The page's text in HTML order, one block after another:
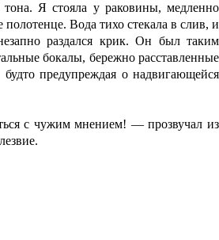
Я стояла у раковины, медленно
Вода тихо стекала в слив, и
раздался крик. Он был таким
бокалы, бережно расставленные
предупреждая о надвигающейся
с чужим мнением! — прозвучал из